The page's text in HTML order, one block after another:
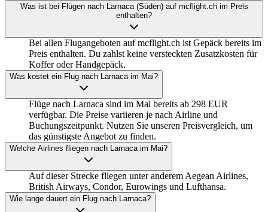
Was ist bei Flügen nach Larnaca (Süden) auf mcflight.ch im Preis
enthalten?
Bei allen Flugangeboten auf mcflight.ch ist Gepäck bereits im
Preis enthalten. Du zahlst keine versteckten Zusatzkosten für
Koffer oder Handgepäck.
Was kostet ein Flug nach Larnaca im Mai?
Flüge nach Larnaca sind im Mai bereits ab 298 EUR
verfügbar. Die Preise variieren je nach Airline und
Buchungszeitpunkt. Nutzen Sie unseren Preisvergleich, um
das günstigste Angebot zu finden.
Welche Airlines fliegen nach Larnaca im Mai?
Auf dieser Strecke fliegen unter anderem Aegean Airlines,
British Airways, Condor, Eurowings und Lufthansa.
Wie lange dauert ein Flug nach Larnaca?